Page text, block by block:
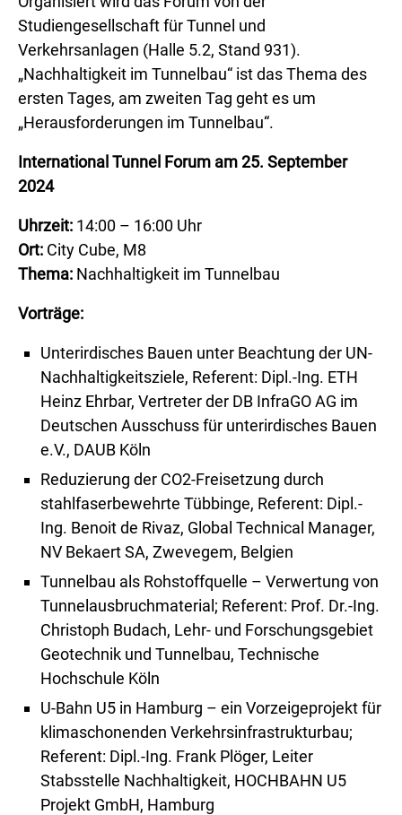
Studiengesellschaft für Tunnel und
Verkehrsanlagen (Halle 5.2, Stand 931).
„Nachhaltigkeit im Tunnelbau“ ist das Thema des
ersten Tages, am zweiten Tag geht es um
„Herausforderungen im Tunnelbau“.
International Tunnel Forum am 25. September
2024
Uhrzeit: 14:00 – 16:00 Uhr
Ort: City Cube, M8
Thema: Nachhaltigkeit im Tunnelbau
Vorträge:
Unterirdisches Bauen unter Beachtung der UN-
Nachhaltigkeitsziele, Referent: Dipl.-Ing. ETH
Heinz Ehrbar, Vertreter der DB InfraGO AG im
Deutschen Ausschuss für unterirdisches Bauen
e.V., DAUB Köln
Reduzierung der CO2-Freisetzung durch
stahlfaserbewehrte Tübbinge, Referent: Dipl.-
Ing. Benoit de Rivaz, Global Technical Manager,
NV Bekaert SA, Zwevegem, Belgien
Tunnelbau als Rohstoffquelle – Verwertung von
Tunnelausbruchmaterial; Referent: Prof. Dr.-Ing.
Christoph Budach, Lehr- und Forschungsgebiet
Geotechnik und Tunnelbau, Technische
Hochschule Köln
U-Bahn U5 in Hamburg – ein Vorzeigeprojekt für
klimaschonenden Verkehrsinfrastrukturbau;
Referent: Dipl.-Ing. Frank Plöger, Leiter
Stabsstelle Nachhaltigkeit, HOCHBAHN U5
Projekt GmbH, Hamburg